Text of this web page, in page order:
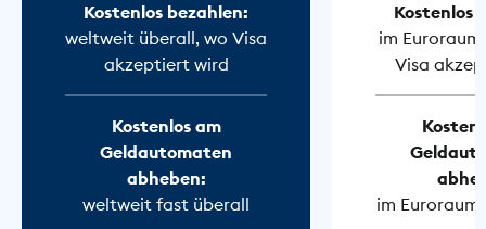
Kostenlos bezahlen:
weltweit überall, wo Visa
akzeptiert wird
Kostenlos am
Geldautomaten
abheben:
weltweit fast überall
Kostenlos
im
Visa
im